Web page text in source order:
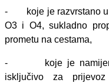
- koje je razvrstano u
O3 i O4, sukladno
prometu na cestama,
- koje je
isključivo za